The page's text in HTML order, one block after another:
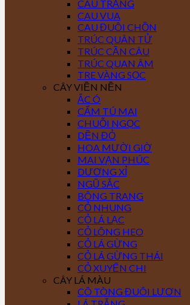
CAU TRẮNG
CAU VUA
CAU ĐUÔI CHỒN
TRÚC QUÂN TỬ
TRÚC CẦN CÂU
TRÚC QUAN ÂM
TRE VÀNG SỌC
CÂY VIỀN NỀN
ẮC Ó
CẨM TÚ MAI
CHUỖI NGỌC
DỀN ĐỎ
HOA MƯỜI GIỜ
MAI VẠN PHÚC
DƯƠNG XỈ
NGŨ SẮC
BÔNG TRANG
CỎ NHUNG
CỎ LÁ LẠC
CỎ LÔNG HEO
CỎ LÁ GỪNG
CỎ LÁ GỪNG THÁI
CỎ XUYẾN CHI
CÂY LÁ MÀU
CÔ TÒNG ĐUÔI LƯƠN